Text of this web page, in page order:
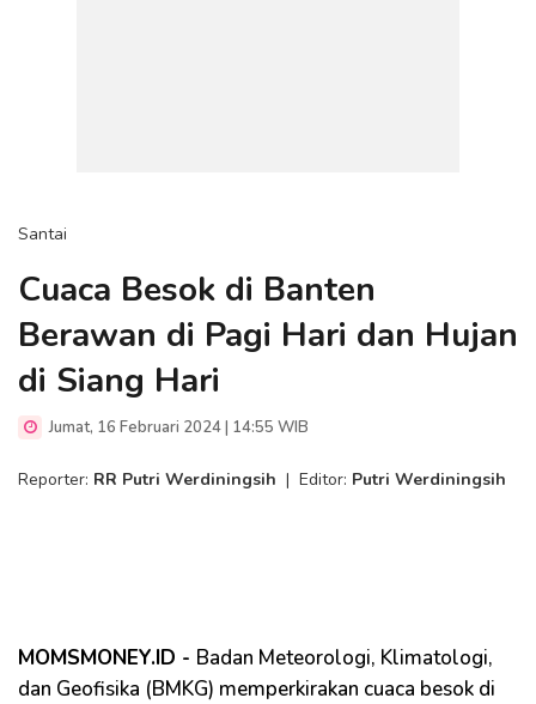
Santai
Cuaca Besok di Banten
Berawan di Pagi Hari dan Hujan
di Siang Hari
Jumat, 16 Februari 2024 | 14:55 WIB
Reporter: RR Putri Werdiningsih | Editor: Putri Werdiningsih
MOMSMONEY.ID - Badan Meteorologi, Klimatologi,
dan Geofisika (BMKG) memperkirakan cuaca besok di